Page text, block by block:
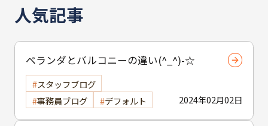
人気記事
ベランダとバルコニーの違い(^_^)-☆
2024年02月02日
スタッフブログ
事務員ブログ
デフォルト